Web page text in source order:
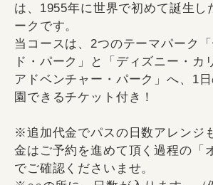
は、1955年に世界で初めて誕生し
ークです。
当コースは、2つのテーマパーク
ド・パーク」と「ディズニー・カ
アドベンチャー・パーク」へ、1
園できるチケット付き！
※追加代金でパスの日数アレンジ
金はご予約を進めて頂く過程の「
でご確認くださいませ。